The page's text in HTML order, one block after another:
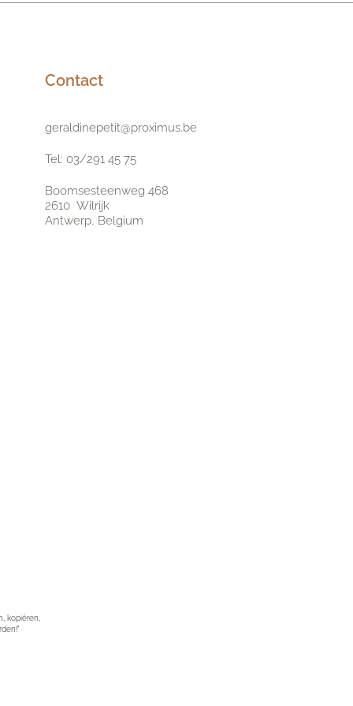
Contact
geraldinepetit@proximus.be
Tel: 03/291 45 75
Boomsesteenweg 468
2610 Wilrijk
Antwerp, Belgium
kopiëren,